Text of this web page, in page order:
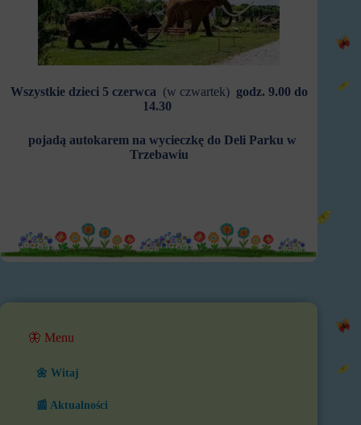
Wszystkie dzieci 5 czerwca (w czwartek)godz. 9.00 do
14.30
pojadą autokarem na wycieczkę do Deli Parku w
Trzebawiu
🦋 Menu
🌼 Witaj
📰 Aktualności